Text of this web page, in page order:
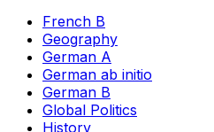
French B
Geography
German A
German ab initio
German B
Global Politics
History